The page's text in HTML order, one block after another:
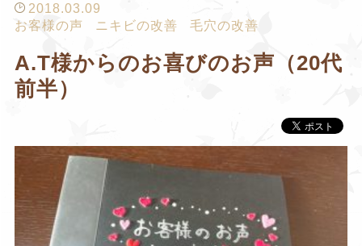
2018.03.09
お客様の声
ニキビの改善 毛穴の改善
A.T様からのお喜びのお声（20代
前半）